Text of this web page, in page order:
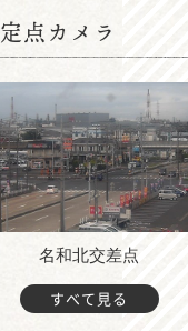
定点カメラ
名和北交差点
すべて見る